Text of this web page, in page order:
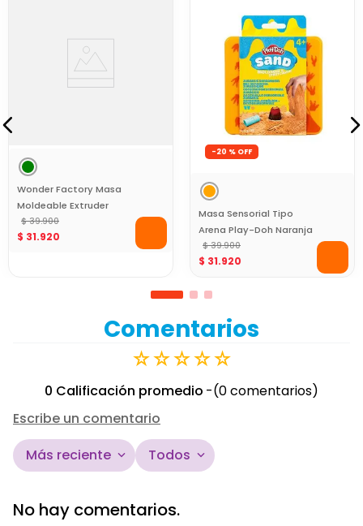
Wonder Factory Masa
Moldeable Extruder
Verde con Accesorios
Creativos
$ 39.900
$ 31.920
-20 %
Masa Sensorial Tipo
Arena Play-Doh Naranja
$ 39.900
$ 31.920
Comentarios
☆☆☆☆☆
0 Calificación promedio
(0 comentarios)
Escribe un comentario
Título
Más reciente Todos
No hay comentarios.